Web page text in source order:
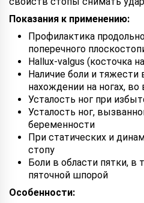
Показания к применению:
Профилактика
поперечного
Hallux-valgus (косточка
Наличие боли и тяжести
нахождении на ногах, во
Усталость ног при
Усталость ног,
беременности
При статических и
стопу
Боли в области пятки,
пяточной шпорой
Особенности: